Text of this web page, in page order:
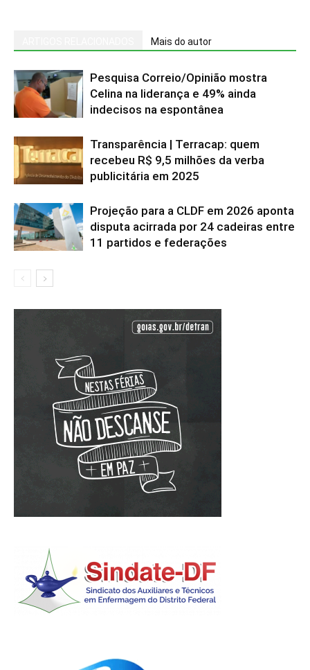
Mais do autor
Pesquisa Correio/Opinião mostra
Celina na liderança e 49% ainda
indecisos na espontânea
Transparência | Terracap: quem
recebeu R$ 9,5 milhões da verba
publicitária em 2025
Projeção para a CLDF em 2026 aponta
disputa acirrada por 24 cadeiras entre
11 partidos e federações